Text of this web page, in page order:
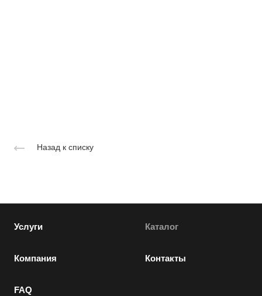
Назад к списку
Услуги Каталог
Компания Контакты
FAQ